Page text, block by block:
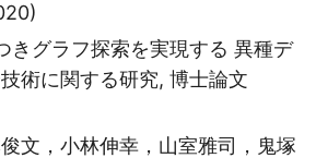
きグラフ探索を実現する 異種デ
術に関する研究, 博士論文
文，小林伸幸，山室雅司，鬼塚